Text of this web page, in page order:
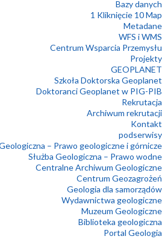
Bazy danych
1 Kliknięcie 10 Map
Metadane
WFS i WMS
Centrum Wsparcia Przemysłu
Projekty
GEOPLANET
Szkoła Doktorska Geoplanet
Doktoranci Geoplanet w PIG-PIB
Rekrutacja
Archiwum rekrutacji
Kontakt
podserwisy
– Prawo geologiczne i górnicze
Służba Geologiczna – Prawo wodne
Centralne Archiwum Geologiczne
Centrum Geozagrożeń
Geologia dla samorządów
Wydawnictwa geologiczne
Muzeum Geologiczne
Biblioteka geologiczna
Portal Geologia